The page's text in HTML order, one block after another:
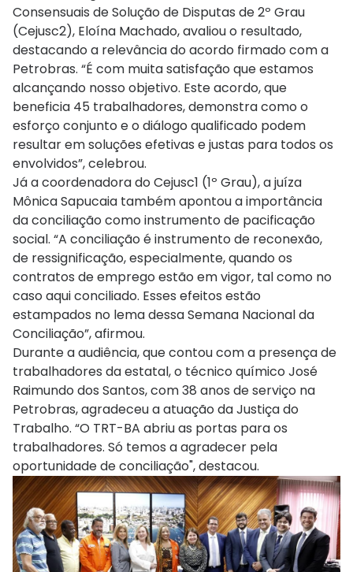
Consensuais de Solução de Disputas de 2º Grau
(Cejusc2), Eloína Machado, avaliou o resultado,
destacando a relevância do acordo firmado com a
Petrobras. “É com muita satisfação que estamos
alcançando nosso objetivo. Este acordo, que
beneficia 45 trabalhadores, demonstra como o
esforço conjunto e o diálogo qualificado podem
resultar em soluções efetivas e justas para todos os
envolvidos”, celebrou.
Já a coordenadora do Cejusc1 (1º Grau), a juíza
Mônica Sapucaia também apontou a importância
da conciliação como instrumento de pacificação
social. “A conciliação é instrumento de reconexão,
de ressignificação, especialmente, quando os
contratos de emprego estão em vigor, tal como no
caso aqui conciliado. Esses efeitos estão
estampados no lema dessa Semana Nacional da
Conciliação”, afirmou.
Durante a audiência, que contou com a presença de
trabalhadores da estatal, o técnico químico José
Raimundo dos Santos, com 38 anos de serviço na
Petrobras, agradeceu a atuação da Justiça do
Trabalho. “O TRT-BA abriu as portas para os
trabalhadores. Só temos a agradecer pela
oportunidade de conciliação", destacou.